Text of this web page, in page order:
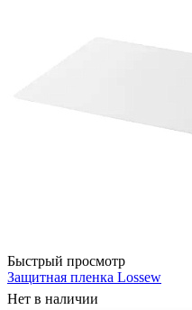
Быстрый просмотр
Защитная пленка Lossew
Нет в наличии